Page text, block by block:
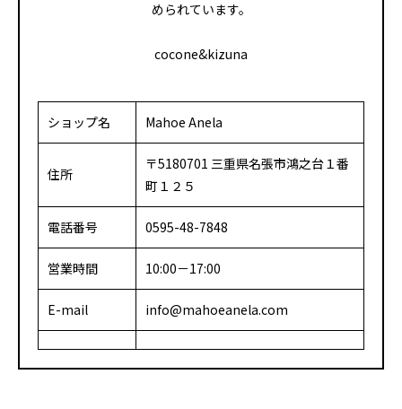
められています。
cocone&kizuna
ショップ名 Mahoe Anela
住所
〒5180701 三重県名張市鴻之台１番
町１２５
電話番号 0595-48-7848
営業時間 10:00－17:00
E-mail info@mahoeanela.com